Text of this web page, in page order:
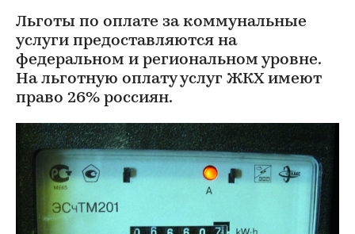
Льготы по оплате за коммунальные
услуги предоставляются на
федеральном и региональном уровне.
На льготную оплату услуг ЖКХ имеют
право 26% россиян.